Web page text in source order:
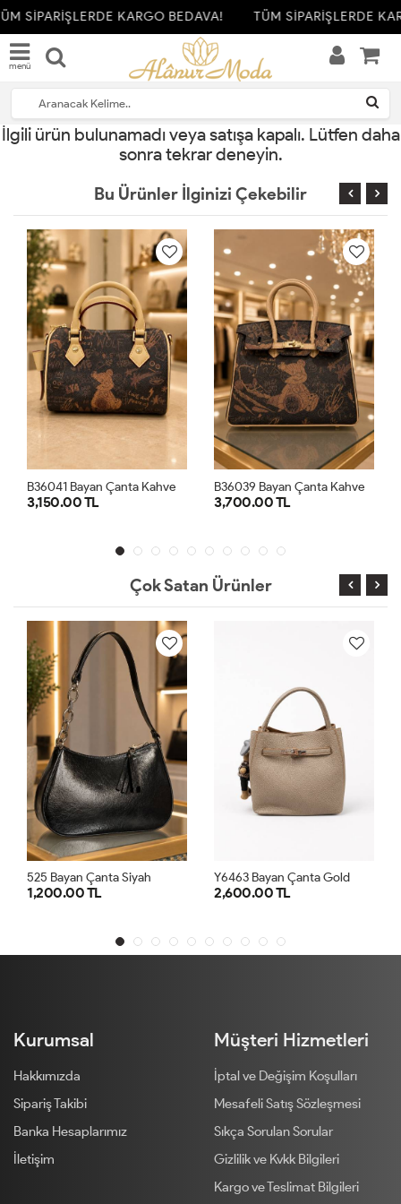
SİPARİŞLERDE KARGO BEDAVA! TÜM SİPARİŞLERDE
menü
İlgili ürün bulunamadı veya satışa kapalı. Lütfen daha
sonra tekrar deneyin.
Bu Ürünler İlginizi Çekebilir
B36039 Bayan Çanta Kahve
3,700.00 TL
B36063 Bayan Çanta Gümüş
3,500.00 TL
Çok Satan Ürünler
Y6463 Bayan Çanta Gold
2,600.00 TL
Y6463 Bayan Çanta
2,600.00 TL
Kurumsal
Hakkımızda
Sipariş Takibi
Banka Hesaplarımız
İletişim
Müşteri Hizmetleri
İptal ve Değişim Koşulları
Mesafeli Satış Sözleşmesi
Sıkça Sorulan Sorular
Gizlilik ve Kvkk Bilgileri
Kargo ve Teslimat Bilgileri